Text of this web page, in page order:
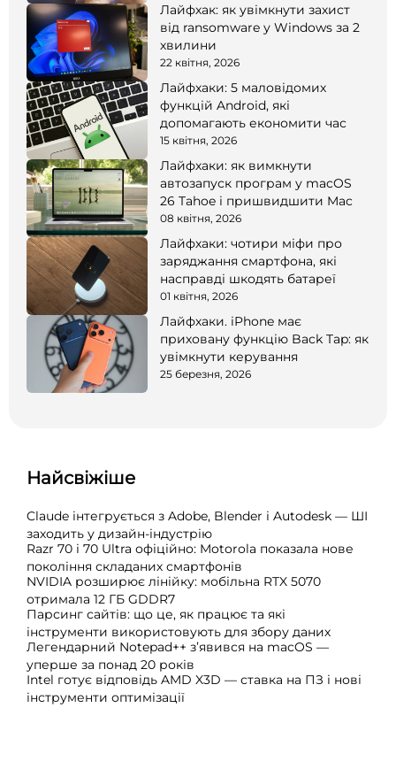
Лайфхак: як увімкнути захист
від ransomware у Windows за 2
хвилини
22 квітня, 2026
Лайфхаки: 5 маловідомих
функцій Android, які
допомагають економити час
15 квітня, 2026
Лайфхаки: як вимкнути
автозапуск програм у macOS
26 Tahoe і пришвидшити Mac
08 квітня, 2026
Лайфхаки: чотири міфи про
заряджання смартфона, які
насправді шкодять батареї
01 квітня, 2026
Лайфхаки. iPhone має
приховану функцію Back Tap: як
увімкнути керування
25 березня, 2026
Найсвіжіше
Claude інтегрується з Adobe, Blender і Autodesk — ШІ
заходить у дизайн-індустрію
Razr 70 і 70 Ultra офіційно: Motorola показала нове
покоління складаних смартфонів
NVIDIA розширює лінійку: мобільна RTX 5070
отримала 12 ГБ GDDR7
Парсинг сайтів: що це, як працює та які
інструменти використовують для збору даних
Легендарний Notepad++ з’явився на macOS —
уперше за понад 20 років
Intel готує відповідь AMD X3D — ставка на ПЗ і нові
інструменти оптимізації